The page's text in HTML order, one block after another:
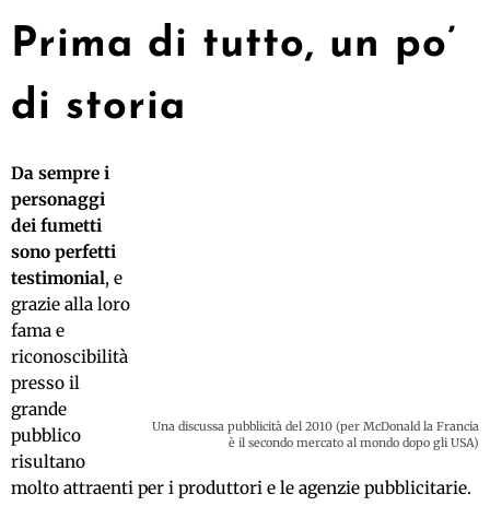
Prima di tutto, un po’
di storia
Una discussa pubblicità del 2010 (per McDonald la Francia
è il secondo mercato al mondo dopo gli USA)
Da sempre i
personaggi
dei fumetti
sono perfetti
testimonial, e
grazie alla loro
fama e
riconoscibilità
presso il
grande
pubblico
risultano
molto attraenti per i produttori e le agenzie pubblicitarie.